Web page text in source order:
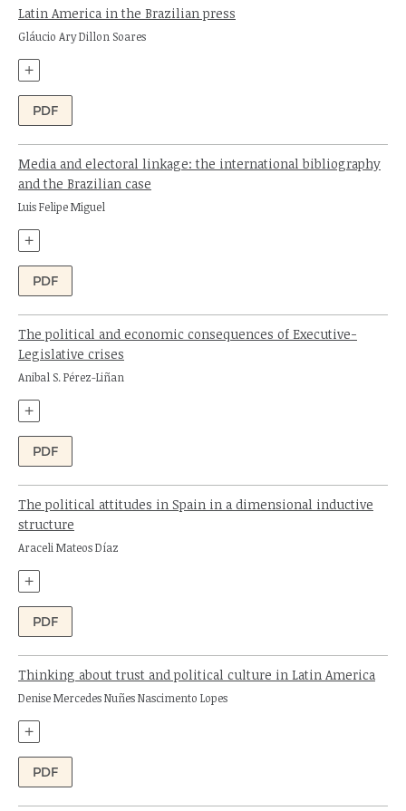
Latin America in the Brazilian press
Author:
Gláucio Ary Dillon Soares
+
PDF
Media and electoral linkage: the international bibliography
and the Brazilian case
Author:
Luis Felipe Miguel
+
PDF
The political and economic consequences of Executive-
Legislative crises
Author:
Anibal S. Pérez-Liñan
+
PDF
The political attitudes in Spain in a dimensional inductive
structure
Author:
Araceli Mateos Díaz
+
PDF
Thinking about trust and political culture in Latin America
Author:
Denise Mercedes Nuñes Nascimento Lopes
+
PDF